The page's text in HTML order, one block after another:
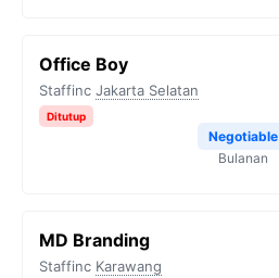
Office Boy
Staffinc Jakarta Selatan
Ditutup
Negotiable
Bulanan
MD Branding
Staffinc Karawang